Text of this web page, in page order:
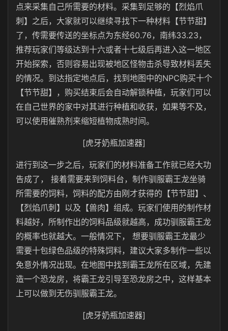
点来采集自己所需要的材料。采集到足够的【烈焰爪
刺】之后，大家就可以继续寻找下一种材料【节节甜】
了，传需要传送的坐标点为东经60.76，南纬33.23，
推荐玩家们等级达到十六或者十七级后再进入这一地区
开始探索，否则容易出现被地区怪物击杀导致材料丢失
的情况。到达指定地点后，找到地图中的NPC购买十个
【节节甜】，购买结束后会自动解锁种植，玩家们可以
在自己世界的家中对其进行种植和收获，如果等不及，
可以使用催熟剂来缩短植物成熟时间。
[虎牙奶瓶加速器]
进行到这一步之后，玩家们的材料准备工作就已经大功
告成了， 接着需要来到饲料台，制作驯服霸王龙坐骑
所需要的饲料，饲料的配方由刚才获得的【节节甜】、
【烈焰爪刺】以及【兽肉】组成。玩家们使用的制作材
料越好，所制作出的饲料品级就越高，成功驯服霸王龙
的概率也就越大。一般情况下， 想要驯服霸王龙最少
需要十包绿色品级的特殊饲料，建议大家多制作一些以
免意外情况出现。在地图中找到霸王龙所在区域，先建
造一个恐龙房，将霸王龙引导至恐龙房之中，这样基本
上可以做到无伤驯服霸王龙。
[虎牙奶瓶加速器]